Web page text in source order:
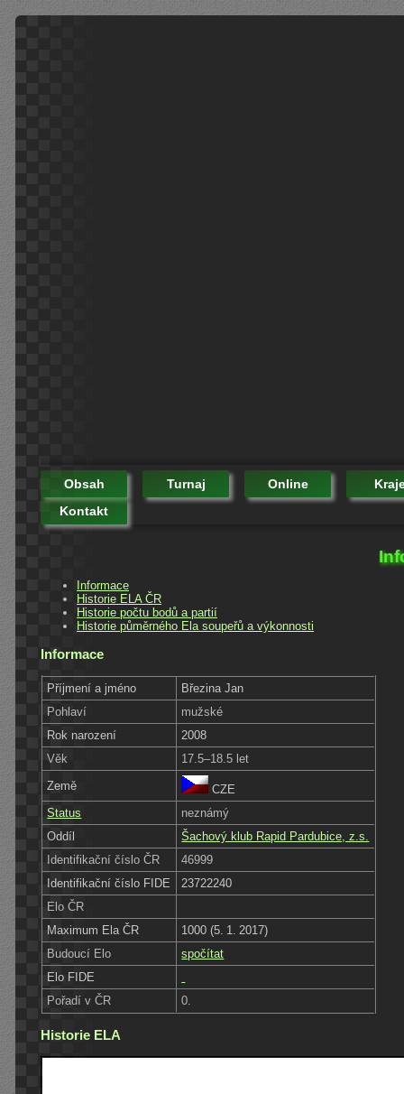
Obsah Turnaj Online
Kontakt
Informace
Historie ELA ČR
Historie počtu bodů a partií
Historie půměrného Ela soupeřů a výkonnosti
Informace
Příjmení a jméno
Březina Jan
Pohlaví
mužské
Rok narození
2008
Věk
17.5–18.5 let
Země
CZE
Status
neznámý
Oddíl
Šachový klub Rapid Pardubice, z.s.
Identifikační číslo ČR
46999
Identifikační číslo FIDE
23722240
Elo ČR
Maximum Ela ČR
1000 (5. 1. 2017)
Budoucí Elo
spočítat
Elo FIDE
Pořadí v ČR
0.
Historie ELA